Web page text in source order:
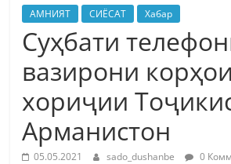
АМНИЯТ СИЁСАТ Хабар
Суҳбати
вазирони корҳои
хориҷии
Арманистон
05.05.2021 sado_dushanbe
0